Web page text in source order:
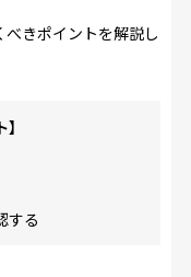
きポイントを解説し
する